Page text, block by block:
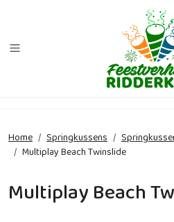
Home Springkussens
Multiplay Beach Twinslide
Multiplay Beach